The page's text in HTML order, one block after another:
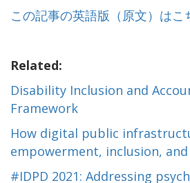
この記事の英語版（原文）はこ
Related:
Disability Inclusion and
Framework
How digital public
empowerment, inclusion,
#IDPD 2021: Addressing